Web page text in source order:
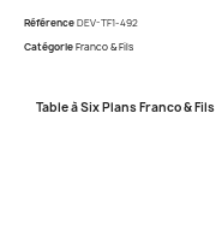
RéférenceDEV-TF1-492
CatégorieFranco & Fils
Table à Six Plans Franco & Fils